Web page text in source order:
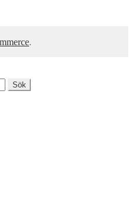
.
Sök